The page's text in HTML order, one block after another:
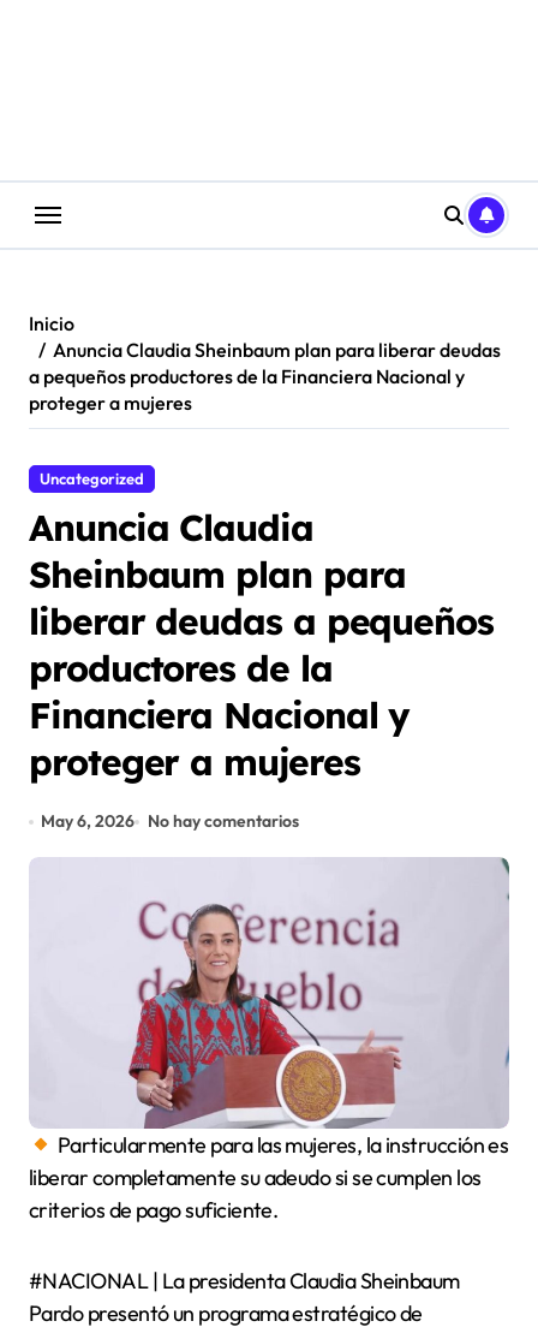
Inicio
Anuncia Claudia Sheinbaum plan para liberar deudas
a pequeños productores de la Financiera Nacional y
proteger a mujeres
Uncategorized
Anuncia Claudia
Sheinbaum plan para
liberar deudas a pequeños
productores de la
Financiera Nacional y
proteger a mujeres
May 6, 2026 No hay comentarios
Particularmente para las mujeres, la instrucción es
liberar completamente su adeudo si se cumplen los
criterios de pago suficiente.
#NACIONAL | La presidenta Claudia Sheinbaum
Pardo presentó un programa estratégico de